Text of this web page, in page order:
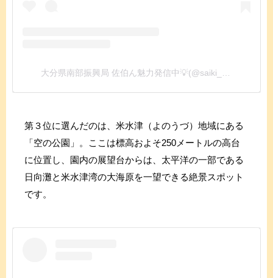
第３位に選んだのは、米水津（よのうづ）地域にある
「空の公園」。ここは標高およそ250メートルの高台
に位置し、園内の展望台からは、太平洋の一部である
日向灘と米水津湾の大海原を一望できる絶景スポット
です。